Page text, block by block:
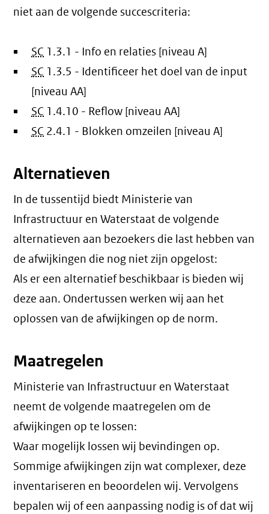
niet aan de volgende succescriteria:
SC 1.3.1 - Info en relaties [niveau A]
SC 1.3.5 - Identificeer het doel van de input
[niveau AA]
SC 1.4.10 - Reflow [niveau AA]
SC 2.4.1 - Blokken omzeilen [niveau A]
Alternatieven
In de tussentijd biedt Ministerie van
Infrastructuur en Waterstaat de volgende
alternatieven aan bezoekers die last hebben van
de afwijkingen die nog niet zijn opgelost:
Als er een alternatief beschikbaar is bieden wij
deze aan. Ondertussen werken wij aan het
oplossen van de afwijkingen op de norm.
Maatregelen
Ministerie van Infrastructuur en Waterstaat
neemt de volgende maatregelen om de
afwijkingen op te lossen:
Waar mogelijk lossen wij bevindingen op.
Sommige afwijkingen zijn wat complexer, deze
inventariseren en beoordelen wij. Vervolgens
bepalen wij of een aanpassing nodig is of dat wij